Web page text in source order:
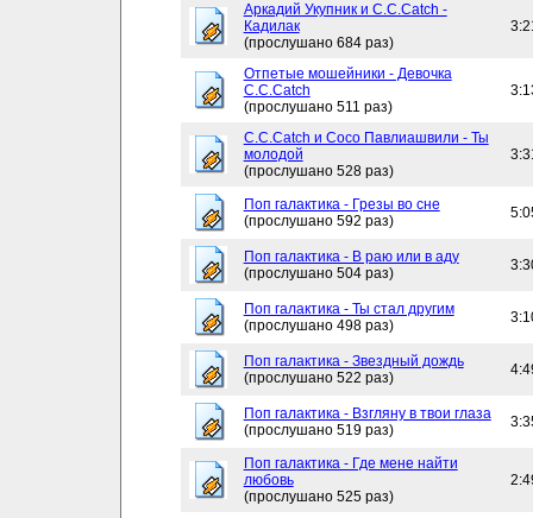
Аркадий Укупник и C.C.Catch -
Кадилак
(прослушано 684 раз)
Отпетые мошейники - Девочка
C.C.Catch
(прослушано 511 раз)
C.C.Catch и Сосо Павлиашвили - Ты
молодой
(прослушано 528 раз)
Поп галактика - Грезы во сне
(прослушано 592 раз)
Поп галактика - В раю или в аду
(прослушано 504 раз)
Поп галактика - Ты стал другим
(прослушано 498 раз)
Поп галактика - Звездный дождь
(прослушано 522 раз)
Поп галактика - Взгляну в твои глаза
(прослушано 519 раз)
Поп галактика - Где мене найти
любовь
(прослушано 525 раз)